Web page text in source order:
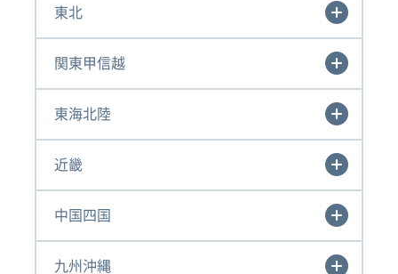
東北
関東甲信越
東海北陸
近畿
中国四国
九州沖縄